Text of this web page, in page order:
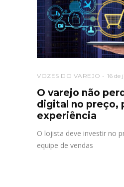
VOZES DO VAREJO 16 de
O varejo não
digital no preço,
experiência
O lojista deve investir no
equipe de vendas